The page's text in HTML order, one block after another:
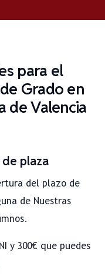
para el
Grado en
de Valencia
plaza
del plazo de
de Nuestras
y 300€ que puedes